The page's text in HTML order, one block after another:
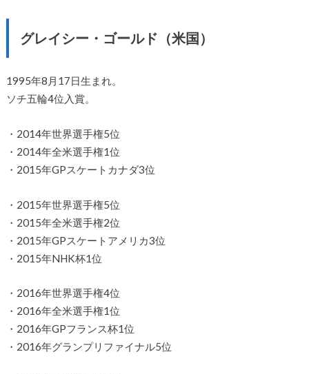
グレイシー・ゴールド（米国）
1995年8月17日生まれ。
ソチ五輪4位入賞。
・2014年世界選手権5位
・2014年全米選手権1位
・2015年GPスケートカナダ3位
・2015年世界選手権5位
・2015年全米選手権2位
・2015年GPスケートアメリカ3位
・2015年NHK杯1位
・2016年世界選手権4位
・2016年全米選手権1位
・2016年GPフランス杯1位
・2016年グランプリファイナル5位